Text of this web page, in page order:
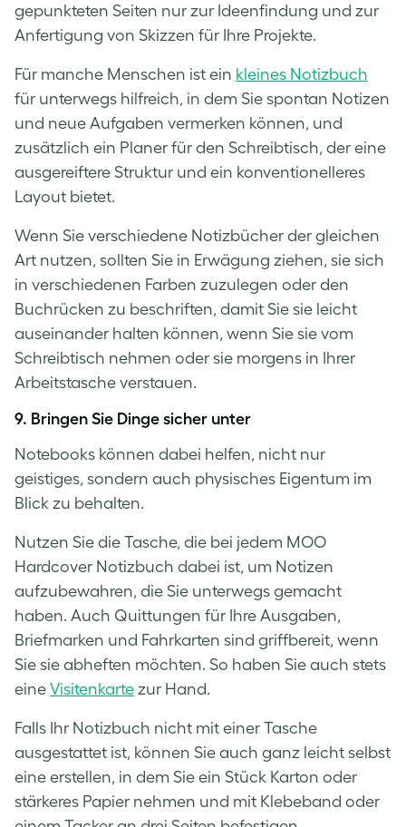
gepunkteten Seiten nur zur Ideenfindung und zur
Anfertigung von Skizzen für Ihre Projekte.
Für manche Menschen ist ein kleines Notizbuch
für unterwegs hilfreich, in dem Sie spontan Notizen
und neue Aufgaben vermerken können, und
zusätzlich ein Planer für den Schreibtisch, der eine
ausgereiftere Struktur und ein konventionelleres
Layout bietet.
Wenn Sie verschiedene Notizbücher der gleichen
Art nutzen, sollten Sie in Erwägung ziehen, sie sich
in verschiedenen Farben zuzulegen oder den
Buchrücken zu beschriften, damit Sie sie leicht
auseinander halten können, wenn Sie sie vom
Schreibtisch nehmen oder sie morgens in Ihrer
Arbeitstasche verstauen.
9. Bringen Sie Dinge sicher unter
Notebooks können dabei helfen, nicht nur
geistiges, sondern auch physisches Eigentum im
Blick zu behalten.
Nutzen Sie die Tasche, die bei jedem MOO
Hardcover Notizbuch dabei ist, um Notizen
aufzubewahren, die Sie unterwegs gemacht
haben. Auch Quittungen für Ihre Ausgaben,
Briefmarken und Fahrkarten sind griffbereit, wenn
Sie sie abheften möchten. So haben Sie auch stets
eine Visitenkarte zur Hand.
Falls Ihr Notizbuch nicht mit einer Tasche
ausgestattet ist, können Sie auch ganz leicht selbst
eine erstellen, in dem Sie ein Stück Karton oder
stärkeres Papier nehmen und mit Klebeband oder